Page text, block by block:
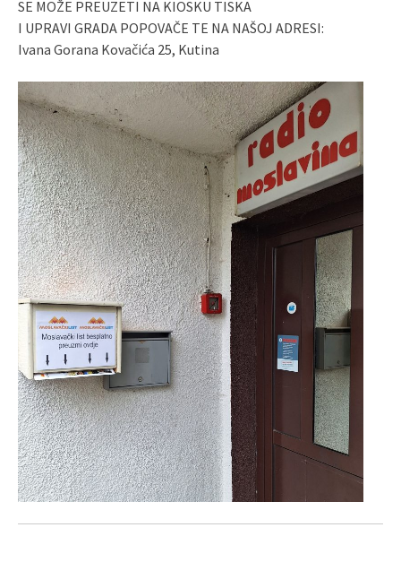
SE MOŽE PREUZETI NA KIOSKU TISKA
I UPRAVI GRADA POPOVAČE TE NA NAŠOJ ADRESI:
Ivana Gorana Kovačića 25, Kutina